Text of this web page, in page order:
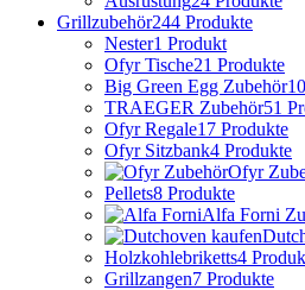
Grillzubehör244 Produkte
Nester1 Produkt
Ofyr Tische21 Produkte
Big Green Egg Zubehör
TRAEGER Zubehör51
Ofyr Regale17 Produkte
Ofyr Sitzbank4 Produkte
Ofyr
Pellets8 Produkte
Alfa Forni
Holzkohlebriketts4
Grillzangen7 Produkte